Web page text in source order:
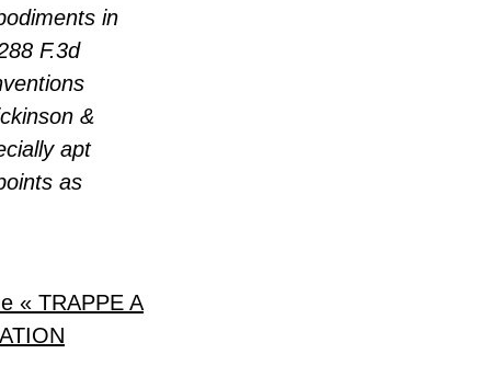
in
F.3d
&
apt
as
« TRAPPE A